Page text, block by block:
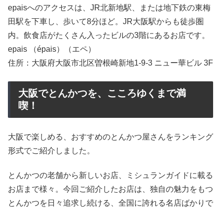
epaisへのアクセスは、JR北新地駅、または地下鉄の東梅
田駅を下車し、歩いて8分ほど。JR大阪駅からも徒歩圏
内。飲食店がたくさん入ったビルの3階にあるお店です。
epais （épais）（エペ）
住所：大阪府大阪市北区曽根崎新地1-9-3 ニュー華ビル 3F
大阪でとんかつを、こころゆくまで満
喫！
大阪で楽しめる、おすすめのとんかつ屋さんをランキング
形式でご紹介しました。
とんかつの老舗から新しいお店、ミシュランガイドに載る
お店まで様々。今回ご紹介したお店は、独自の魅力をもつ
とんかつを日々追求し続ける、全国に誇れる名店ばかりで